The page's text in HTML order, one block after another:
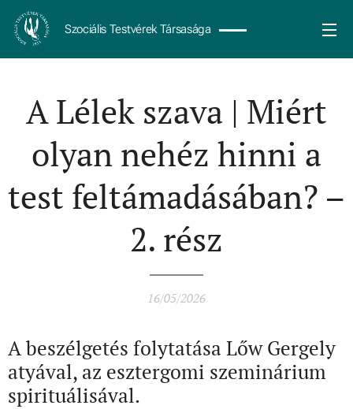
Szociális Testvérek Társasága
A Lélek szava | Miért
olyan nehéz hinni a
test feltámadásában? –
2. rész
16/05/2026
A beszélgetés folytatása Lőw Gergely
atyával, az esztergomi szeminárium
spirituálisával.